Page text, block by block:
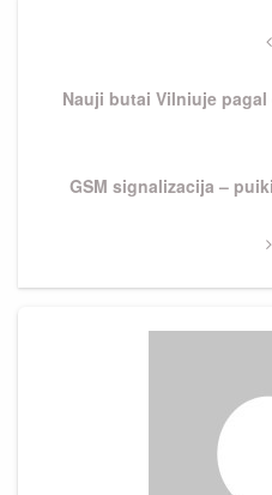
Nauji butai Vilniuje
Next
GSM signalizacija –